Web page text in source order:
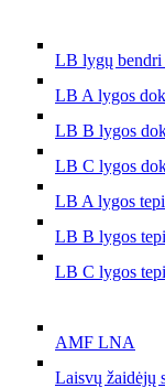
LB lygų bendri
LB A lygos
LB B lygos
LB C lygos
LB A lygos
LB B lygos
LB C lygos
AMF LNA
Laisvų žaidėjų